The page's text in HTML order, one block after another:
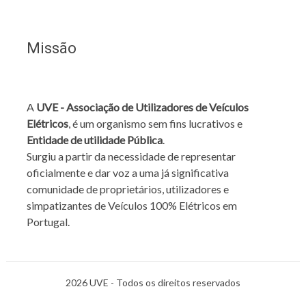
Missão
A UVE - Associação de Utilizadores de Veículos
Elétricos, é um organismo sem fins lucrativos e
Entidade de utilidade Pública.
Surgiu a partir da necessidade de representar
oficialmente e dar voz a uma já significativa
comunidade de proprietários, utilizadores e
simpatizantes de Veículos 100% Elétricos em
Portugal.
2026 UVE - Todos os direitos reservados